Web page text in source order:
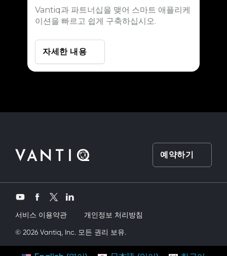
Vantiq과 파트너십을 맺어 스마트 애플리케
이션을 빠르고 쉽게 구축하십시오.
자세한 내용
예약하기
YouTubeFacebookTwitterLinkedIn
서비스 이용약관 개인정보 처리방침
© 2026 Vantiq, Inc. 모든 권리 보유.
siktikmobil pornove bir yandanda onu nasıl kullanırım diye